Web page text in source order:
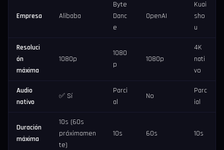
Empresa Alibaba
Byte
Danc
e
OpenAI
Kuai
sho
u
Resoluci
ón
máxima
1080p
1080
p
1080p
4K
nati
vo
Audio
nativo
✅ Sí
Parci
al
No
Parc
ial
Duración
máxima
10s (60s
próximamen
te)
10s 60s 10s